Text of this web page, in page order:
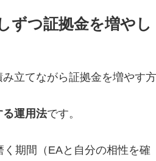
ずつ証拠金を増やし
立てながら証拠金を増やす方
る運用法です。
く期間（EAと自分の相性を確